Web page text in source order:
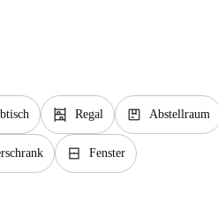
shelves Regal package Abstellraum
window_closed Fenster